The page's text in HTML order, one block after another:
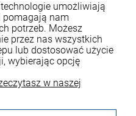
umożliwiają
pomagają nam
potrzeb. Możesz
przez nas wszystkich
lub dostosować użycie
wybierając opcję
w naszej